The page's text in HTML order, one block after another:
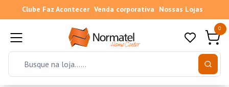
Clube Faz Acontecer Venda corporativa Nossas Lojas
0